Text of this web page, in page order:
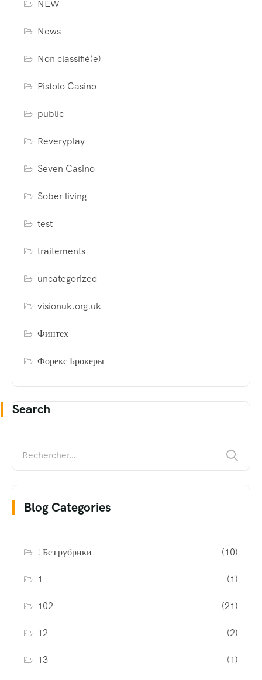
NEW
News
Non classifié(e)
Pistolo Casino
public
Reveryplay
Seven Casino
Sober living
test
traitements
uncategorized
visionuk.org.uk
Финтех
Форекс Брокеры
Search
Blog Categories
! Без рубрики (10)
1 (1)
102 (21)
12 (2)
13 (1)